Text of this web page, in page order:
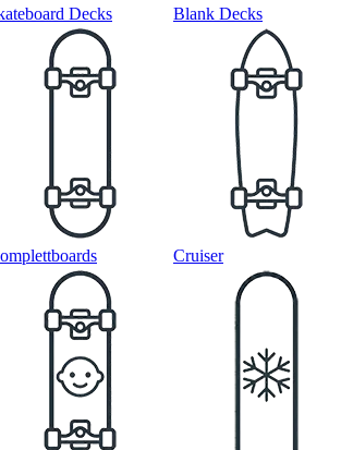
Decks Blank Decks
Cruiser